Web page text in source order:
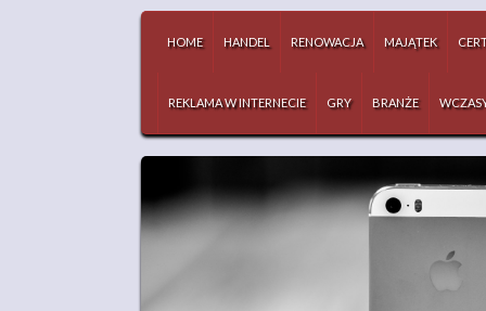
HOME HANDEL RENOWACJA MAJĄTEK
REKLAMA W INTERNECIE GRY BRANŻE